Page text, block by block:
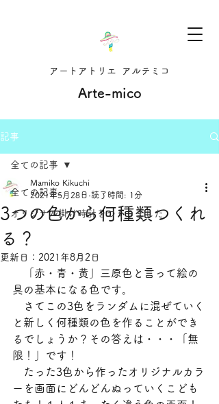
Arte-mico
アートアトリエ アルテミコ
記事
全ての記事
オリジナル掛け時計をつくりました
全ての記事
3つの色から何種類つくれ
る？
Mamiko Kikuchi
2021年5月28日 読了時間: 1分
更新日： 2021年8月2日
「赤・青・黄」三原色と言って絵の
具の基本になる色です。
さてこの3色をランダムに混ぜていく
と新しく何種類の色を作ることができ
るでしょうか？その答えは・・・「無
限！」です！
たった3色から作ったオリジナルカラ
ーを画面にどんどんぬっていくこども